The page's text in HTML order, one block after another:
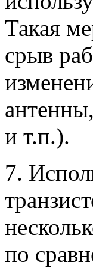
Такая
срыв
и т.п.).
7.
по